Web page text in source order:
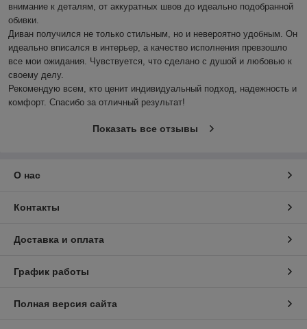
внимание к деталям, от аккуратных швов до идеально подобранной
обивки.
Диван получился не только стильным, но и невероятно удобным. Он
идеально вписался в интерьер, а качество исполнения превзошло
все мои ожидания. Чувствуется, что сделано с душой и любовью к
своему делу.
Рекомендую всем, кто ценит индивидуальный подход, надежность и
комфорт. Спасибо за отличный результат!
Показать все отзывы
О нас
Контакты
Доставка и оплата
График работы
Полная версия сайта